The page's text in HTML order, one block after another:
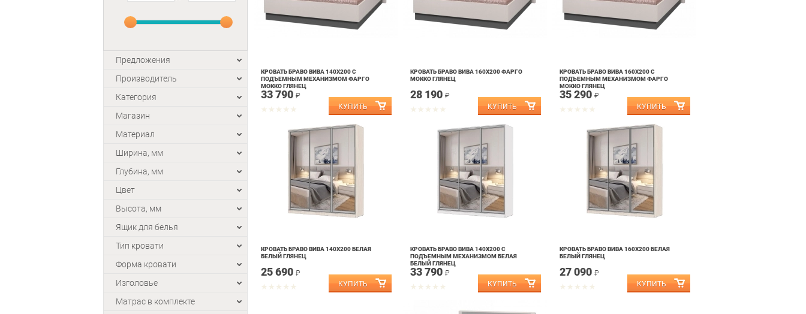
Предложения
Производитель
Категория
Магазин
Материал
Ширина, мм
Глубина, мм
Цвет
Высота, мм
Ящик для белья
Тип кровати
Форма кровати
Изголовье
Матрас в комплекте
КРОВАТЬ БРАВО ВИВА 140Х200 С
ПОДЪЕМНЫМ МЕХАНИЗМОМ ФАРГО
МОККО ГЛЯНЕЦ
33 790 ₽
КРОВАТЬ БРАВО ВИВА 160Х200 ФАРГО
МОККО ГЛЯНЕЦ
28 190 ₽
КРОВАТЬ БРАВО ВИВА 160Х200 С
ПОДЪЕМНЫМ МЕХАНИЗМОМ ФАРГО
МОККО ГЛЯНЕЦ
35 290 ₽
КРОВАТЬ БРАВО ВИВА 140Х200 БЕЛАЯ
БЕЛЫЙ ГЛЯНЕЦ
25 690 ₽
КРОВАТЬ БРАВО ВИВА 140Х200 С
ПОДЪЕМНЫМ МЕХАНИЗМОМ БЕЛАЯ
БЕЛЫЙ ГЛЯНЕЦ
33 790 ₽
КРОВАТЬ БРАВО ВИВА 160Х200 БЕЛАЯ
БЕЛЫЙ ГЛЯНЕЦ
27 090 ₽